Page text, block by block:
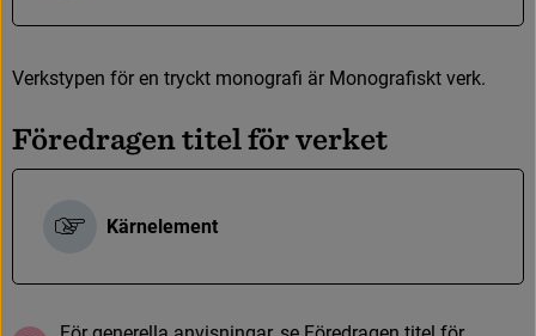
Verkstypen för en tryckt monograf är Monografskt verk.
Föredragentitelförverket
Kärnelement